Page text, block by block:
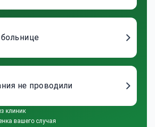
не проводили
клиник
вашего случая